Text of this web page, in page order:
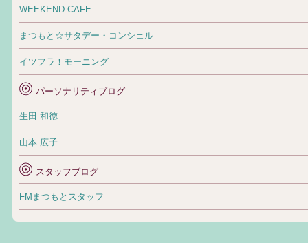
WEEKEND CAFE
まつもと☆サタデー・コンシェル
イツフラ！モーニング
パーソナリティブログ
生田 和徳
山本 広子
スタッフブログ
FMまつもとスタッフ